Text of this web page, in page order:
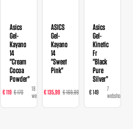
webshops
Asics
Gel-
Kayano
14
"Cream
Cocoa
Powder"
€ 119 € 170
18
webshops
ASICS
Gel-
Kayano
14
"Sweet
Pink"
€ 135,99 € 169,99
23
webshops
Asics
Gel-
Kinetic
Fr
"Black
Pure
Silver"
€ 149
7
webshops